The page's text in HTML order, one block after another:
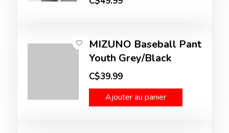
MIZUNO Baseball Pant
Youth Grey/Black
C$39.99
Ajouter au panier